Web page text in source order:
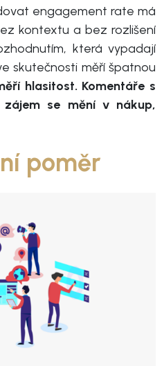
engagement rate má
kontextu a bez rozlišení
která vypadají
skutečnosti měří špatnou
hlasitost. Komentáře s
se mění v nákup,
poměr